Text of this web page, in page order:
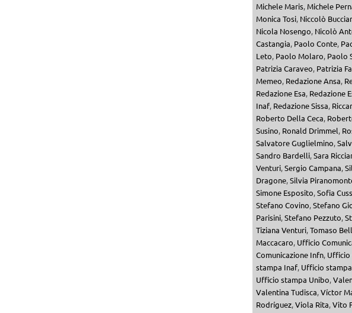
Michele Maris, Michele
Monica Tosi, Niccolò
Nicola Nosengo, Nicolò
Castangia, Paolo Conte,
Leto, Paolo Molaro, Paolo
Patrizia Caraveo, Patrizia
Memeo, Redazione Ansa,
Redazione Esa, Redazione
Inaf, Redazione Sissa,
Roberto Della Ceca,
Susino, Ronald Drimmel,
Salvatore Guglielmino,
Sandro Bardelli,Sara
Venturi,Sergio Campana,
Dragone,Silvia
Simone Esposito,Sofia
Stefano Covino,Stefano
Parisini,Stefano Pezzuto,
Tiziana Venturi,Tomaso
Maccacaro, Ufficio
Comunicazione Infn, Ufficio
stampa Inaf, Ufficio
Ufficio stampa Unibo,
Valentina Tudisca,Víctor
Rodríguez,Viola Rita,Vito